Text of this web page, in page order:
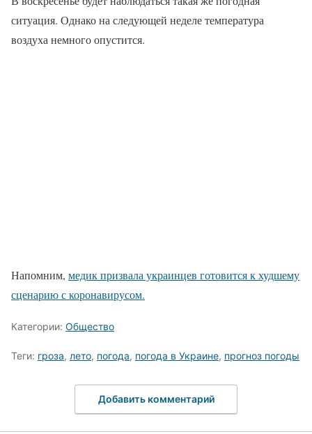
ситуация. Однако на следующей неделе температура
воздуха немного опустится.
Напомним, медик призвала украинцев готовится к худшему
сценарию с коронавирусом.
Категории: Общество
Теги: гроза, лето, погода, погода в Украине, прогноз погоды
Добавить комментарий